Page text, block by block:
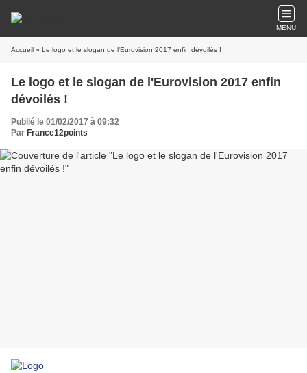
MENU
Accueil » Le logo et le slogan de l'Eurovision 2017 enfin dévoilés !
Le logo et le slogan de l'Eurovision 2017 enfin
dévoilés !
Publié le 01/02/2017 à 09:32
Par France12points